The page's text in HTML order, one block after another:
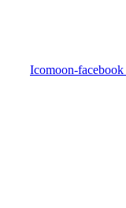
Icomoon-facebook